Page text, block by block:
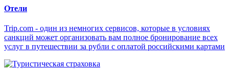
Отели
Trip.com - один из немногих сервисов, которые в условиях
санкций может организовать вам полное бронирование всех
услуг в путешествии за рубли с оплатой российскими картами